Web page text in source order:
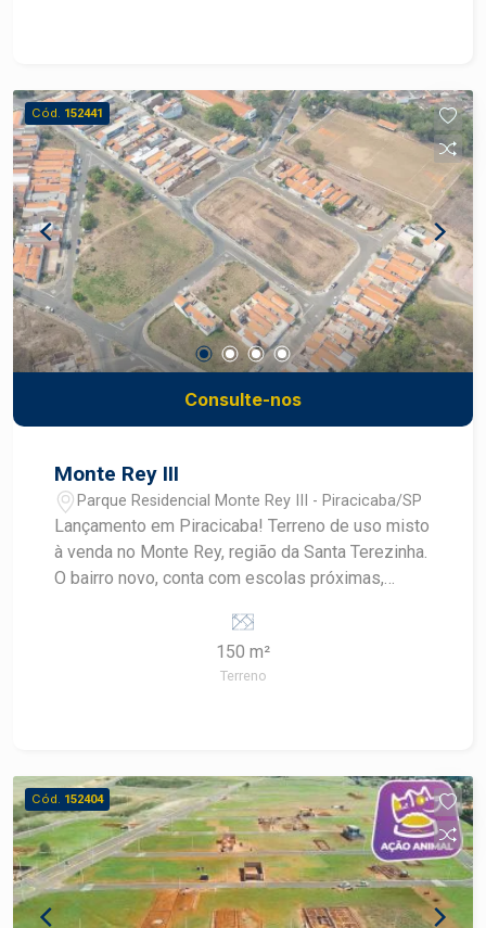
espaço e exclusividade, o empreendimento conta
com apartamentos Garden, que possuem uma
área externa privativa ? ideal para criar um
ambiente aconchegante ao ar livre, seja para
lazer, jardinagem ou momentos especiais com a
família e amigos. Além do conforto dentro de
casa, o Ilha de Capri Residence oferece uma
estrutura completa de lazer e segurança. O
condomínio conta com piscina, academia, espaço
pet, salão de festas, playground, área zen e
bicicletário. As torres possuem dois elevadores,
e os apartamentos já vêm preparados para a
é que o empreendimento está enquadrado no
programa Minha Casa, Minha Vida, tornando mais
acessível a conquista do seu novo lar com
condições facilitadas de financiamento. Venha
conhecer o Ilha de Capri Residence e descubra
Cód. 152441
Consulte-nos
Monte Rey III
Parque Residencial Monte Rey III - Piracicaba/SP
Lançamento em Piracicaba! Terreno de uso misto
à venda no Monte Rey, região da Santa Terezinha.
O bairro novo, conta com escolas próximas,
novos comércios. A venda pode ser feita com
financiamento para casa e construção.
150 m²
Terreno
Cód. 152404